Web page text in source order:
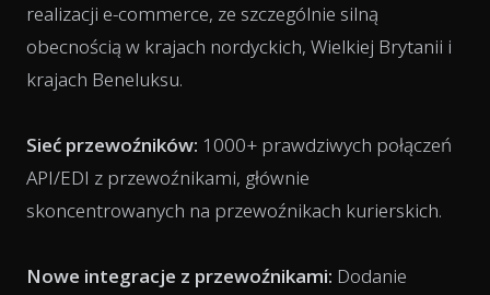
realizacji e-commerce, ze szczególnie silną
obecnością w krajach nordyckich, Wielkiej Brytanii i
krajach Beneluksu.
Sieć przewoźników: 1000+ prawdziwych połączeń
API/EDI z przewoźnikami, głównie
skoncentrowanych na przewoźnikach kurierskich.
Nowe integracje z przewoźnikami: Dodanie